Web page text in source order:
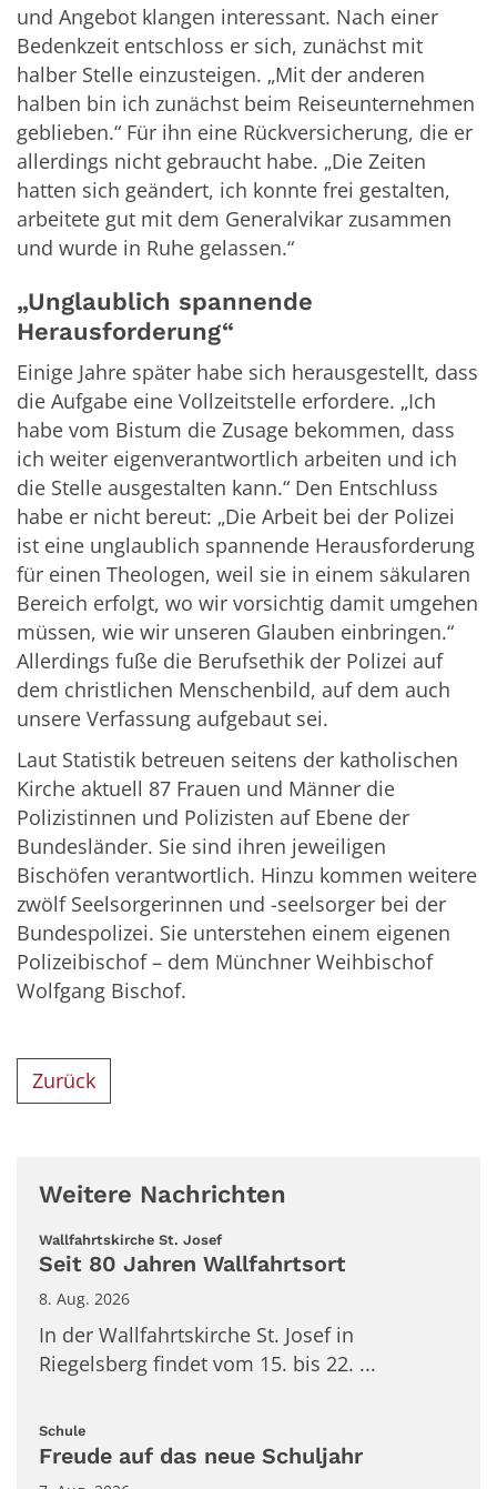
und Angebot klangen interessant. Nach einer
Bedenkzeit entschloss er sich, zunächst mit
halber Stelle einzusteigen. „Mit der anderen
halben bin ich zunächst beim Reiseunternehmen
geblieben.“ Für ihn eine Rückversicherung, die er
allerdings nicht gebraucht habe. „Die Zeiten
hatten sich geändert, ich konnte frei gestalten,
arbeitete gut mit dem Generalvikar zusammen
und wurde in Ruhe gelassen.“
„Unglaublich spannende
Herausforderung“
Einige Jahre später habe sich herausgestellt, dass
die Aufgabe eine Vollzeitstelle erfordere. „Ich
habe vom Bistum die Zusage bekommen, dass
ich weiter eigenverantwortlich arbeiten und ich
die Stelle ausgestalten kann.“ Den Entschluss
habe er nicht bereut: „Die Arbeit bei der Polizei
ist eine unglaublich spannende Herausforderung
für einen Theologen, weil sie in einem säkularen
Bereich erfolgt, wo wir vorsichtig damit umgehen
müssen, wie wir unseren Glauben einbringen.“
Allerdings fuße die Berufsethik der Polizei auf
dem christlichen Menschenbild, auf dem auch
unsere Verfassung aufgebaut sei.
Laut Statistik betreuen seitens der katholischen
Kirche aktuell 87 Frauen und Männer die
Polizistinnen und Polizisten auf Ebene der
Bundesländer. Sie sind ihren jeweiligen
Bischöfen verantwortlich. Hinzu kommen weitere
zwölf Seelsorgerinnen und -seelsorger bei der
Bundespolizei. Sie unterstehen einem eigenen
Polizeibischof – dem Münchner Weihbischof
Wolfgang Bischof.
Zurück
Weitere Nachrichten
Wallfahrtskirche St. Josef:
Seit 80 Jahren Wallfahrtsort
8. Aug. 2026
In der Wallfahrtskirche St. Josef in
Riegelsberg findet vom 15. bis 22. ...
Schule:
Freude auf das neue Schuljahr